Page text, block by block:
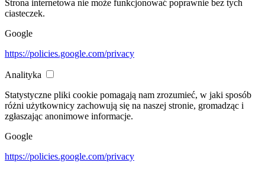
Strona internetowa nie może funkcjonować poprawnie bez tych
ciasteczek.
Google
https://policies.google.com/privacy
Analityka
Statystyczne pliki cookie pomagają nam zrozumieć, w jaki sposób
różni użytkownicy zachowują się na naszej stronie, gromadząc i
zgłaszając anonimowe informacje.
Google
https://policies.google.com/privacy